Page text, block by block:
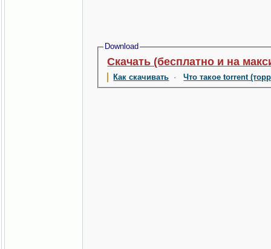
Download
Скачать (бесплатно и на
Как скачивать ·Что такое torrent